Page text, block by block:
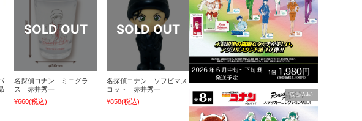
広告(Ads)
名探偵コナン ミニグラ
ス 赤井秀一
¥660(税込)
名探偵コナン ソフビマス
コット 赤井秀一
¥858(税込)